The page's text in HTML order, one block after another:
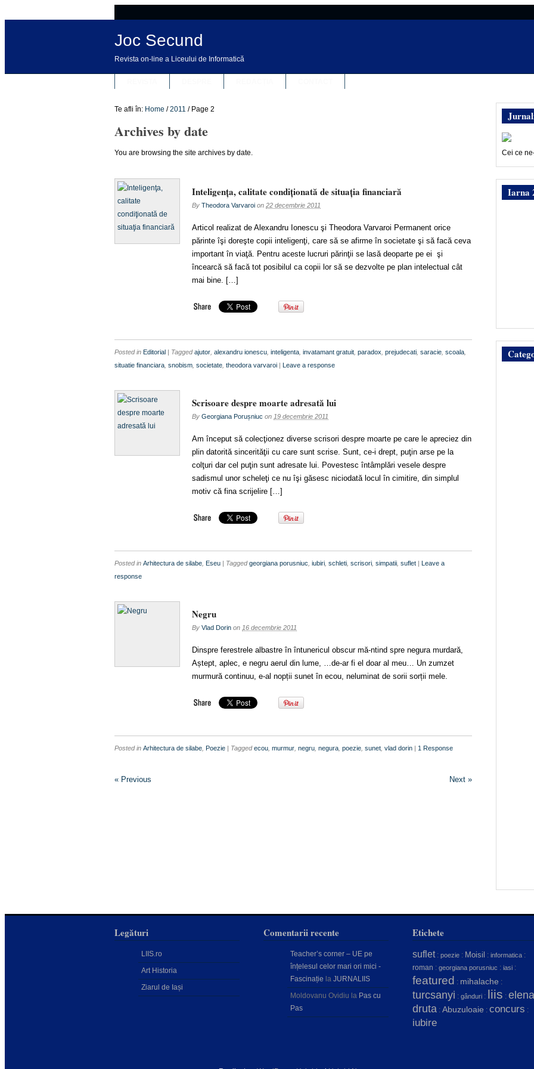
Joc Secund
Revista on-line a Liceului de Informatică
Te afli în: Home / 2011 / Page 2
Archives by date
You are browsing the site archives by date.
Inteligenţa, calitate condiţionată de situaţia financiară
By Theodora Varvaroi on 22 decembrie 2011
Articol realizat de Alexandru Ionescu şi Theodora Varvaroi Permanent orice
părinte îşi doreşte copii inteligenţi, care să se afirme în societate şi să facă ceva
important în viaţă. Pentru aceste lucruri părinţii se lasă deoparte pe ei şi
încearcă să facă tot posibilul ca copii lor să se dezvolte pe plan intelectual cât
mai bine. […]
Posted in Editorial | Taggedajutor alexandru ionescu inteligenta invatamant gratuit paradox prejudecati saracie scoala
situatie financiara snobism societate theodora varvaroi | Leave a response
Scrisoare despre moarte adresată lui
By Georgiana Porușniuc on 19 decembrie 2011
Am început să colecţionez diverse scrisori despre moarte pe care le apreciez din
plin datorită sincerităţii cu care sunt scrise. Sunt, ce-i drept, puţin arse pe la
colţuri dar cel puţin sunt adresate lui. Povestesc întâmplări vesele despre
sadismul unor scheleţi ce nu îşi găsesc niciodată locul în cimitire, din simplul
motiv că fina scrijelire […]
Posted in Arhitectura de silabe Eseu | Taggedgeorgiana porusniuc iubiri schleti scrisori simpatii suflet | Leave a
response
Negru
By Vlad Dorin on 16 decembrie 2011
Dinspre ferestrele albastre în întunericul obscur mă-ntind spre negura murdară,
Aștept, aplec, e negru aerul din lume, …de-ar fi el doar al meu… Un zumzet
murmură continuu, e-al nopții sunet în ecou, neluminat de sorii sorții mele.
Posted in Arhitectura de silabe Poezie | Taggedecou murmur negru negura poezie sunet vlad dorin | 1 Response
« Previous Next »
Cei ce
Iarna
Legături
LIIS.ro
Art Historia
Ziarul de Iași
Comentarii recente
Teacher’s corner – UE pe
înțelesul celor mari ori mici -
Fascinație la JURNALIIS
Moldovanu Ovidiu la Pas cu
Pas
Etichete
suflet: poezie : Moisil : informatica :
roman : georgiana porusniuc : iasi :
featured : mihalache :
turcsanyi : gânduri : liis : elena
druta : Abuzuloaie : concurs :
iubire